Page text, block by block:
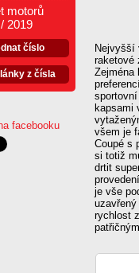
Nejvyšší
raketové
Zejména
kapsami
všem je
Coupé s
si totiž
drtit
je vše
rychlost
motorů
2019
číslo
z čísla